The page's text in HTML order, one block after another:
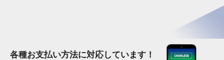
各種お支払い方法に対応しています！